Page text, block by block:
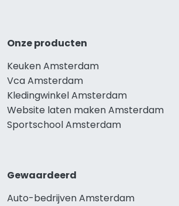
Onze producten
Keuken Amsterdam
Vca Amsterdam
Kledingwinkel Amsterdam
Website laten maken Amsterdam
Sportschool Amsterdam
Gewaardeerd
Auto-bedrijven Amsterdam